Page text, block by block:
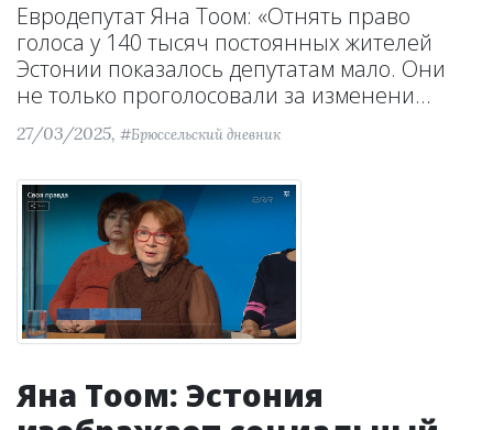
Евродепутат Яна Тоом: «Отнять право
голоса у 140 тысяч постоянных жителей
Эстонии показалось депутатам мало. Они
не только проголосовали за изменени...
27/03/2025, #Брюссельский дневник
Яна Тоом: Эстония